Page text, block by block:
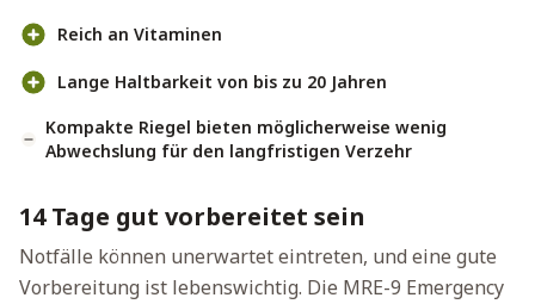
Reich an Vitaminen
Lange Haltbarkeit von bis zu 20 Jahren
Kompakte Riegel bieten möglicherweise wenig
Abwechslung für den langfristigen Verzehr
14 Tage gut vorbereitet sein
Notfälle können unerwartet eintreten, und eine gute
Vorbereitung ist lebenswichtig. Die MRE-9 Emergency